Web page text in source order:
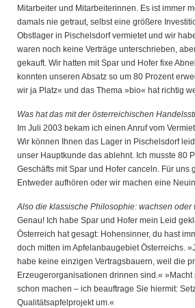
Mitarbeiter und Mitarbeiterinnen. Es ist immer
damals nie getraut, selbst eine größere
Obstlager in Pischelsdorf vermietet und wir
waren noch keine Verträge unterschrieben,
gekauft. Wir hatten mit Spar und Hofer fixe
konnten unseren Absatz so um 80 Prozent
wir ja Platz« und das Thema »bio« hat richtig
Was hat das mit der österreichischen
Im Juli 2003 bekam ich einen Anruf vom
Wir können Ihnen das Lager in Pischelsdorf
unser Hauptkunde das ablehnt. Ich musste 80
Geschäfts mit Spar und Hofer canceln. Für uns
Entweder aufhören oder wir machen eine
Also die klassische Philosophie: wachsen oder
Genau! Ich habe Spar und Hofer mein Leid
Österreich hat gesagt: Hohensinner, du hast
doch mitten im Apfelanbaugebiet Österreichs.
habe keine einzigen Vertragsbauern, weil die
Erzeugerorganisationen drinnen sind.«
schon machen – ich beauftrage Sie hiermit:
Qualitätsapfelprojekt um.«